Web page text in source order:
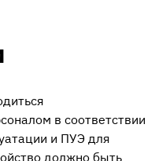
в соответствии
и ПУЭ для
должно быть